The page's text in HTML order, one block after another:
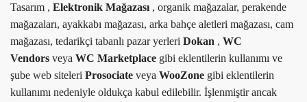
Tasarım , Elektronik Mağazası , organik mağazalar, perakende
mağazaları, ayakkabı mağazası, arka bahçe aletleri mağazası, cam
mağazası, tedarikçi tabanlı pazar yerleri Dokan , WC
Vendors veya WC Marketplace gibi eklentilerin kullanımı ve
şube web siteleri Prosociate veya WooZone gibi eklentilerin
kullanımı nedeniyle oldukça kabul edilebilir. İşlenmiştir ancak